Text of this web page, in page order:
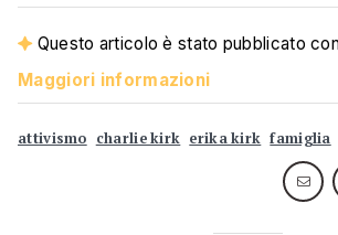
Questo articolo è stato pubblicato
Maggiori informazioni
attivismo charlie kirk erika kirk famiglia